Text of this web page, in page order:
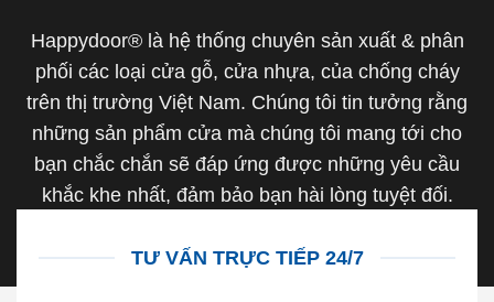
Happydoor® là hệ thống chuyên sản xuất & phân
phối các loại cửa gỗ, cửa nhựa, của chống cháy
trên thị trường Việt Nam. Chúng tôi tin tưởng rằng
những sản phẩm cửa mà chúng tôi mang tới cho
bạn chắc chắn sẽ đáp ứng được những yêu cầu
khắc khe nhất, đảm bảo bạn hài lòng tuyệt đối.
TƯ VẤN TRỰC TIẾP 24/7